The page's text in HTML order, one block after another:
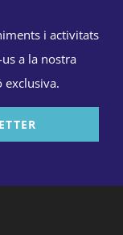
i activitats
a la nostra